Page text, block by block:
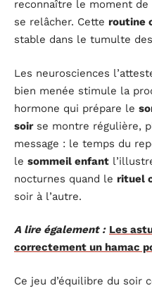
reconnaître le moment
se relâcher. Cette routine
stable dans le tumulte
Les neurosciences
bien menée stimule la
hormone qui prépare le
soirse montre régulière,
message : le temps du
le sommeil enfant
nocturnes quand le rituel
soir à l’autre.
A lire également : Les
correctement un hamac
Ce jeu d’équilibre du soir